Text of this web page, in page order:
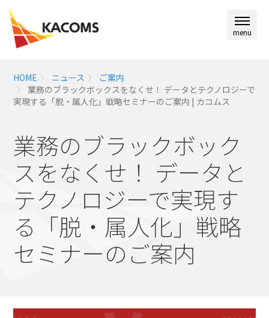
menu
HOME ニュース
ご案内
業務のブラックボックスをなくせ！ データとテクノロジーで
実現する「脱・属人化」戦略セミナーのご案内 | カコムス
業務のブラックボック
スをなくせ！ データと
テクノロジーで実現す
る「脱・属人化」戦略
セミナーのご案内